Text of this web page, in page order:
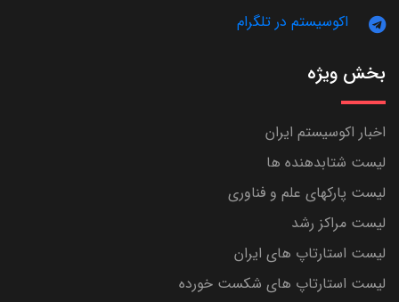
اکوسیستم در تلگرام
بخش ویژه
اخبار اکوسیستم ایران
لیست شتابدهنده ها
لیست پارکهای علم و فناوری
لیست مراکز رشد
لیست استارتاپ های ایران
لیست استارتاپ های شکست خورده